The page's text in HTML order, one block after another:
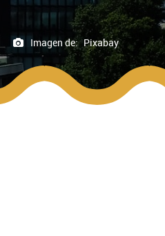
Imagen de: Pixabay